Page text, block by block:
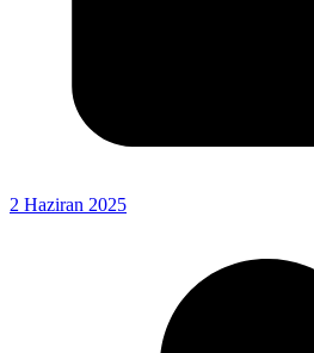
2 Haziran 2025